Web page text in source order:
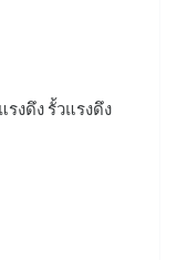
งดึง รั้วแรงดึง